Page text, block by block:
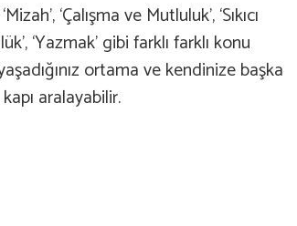
‘Çalışma ve Mutluluk’, ‘Sıkıcı
‘Yazmak’ gibi farklı farklı konu
ortama ve kendinize başka
aralayabilir.